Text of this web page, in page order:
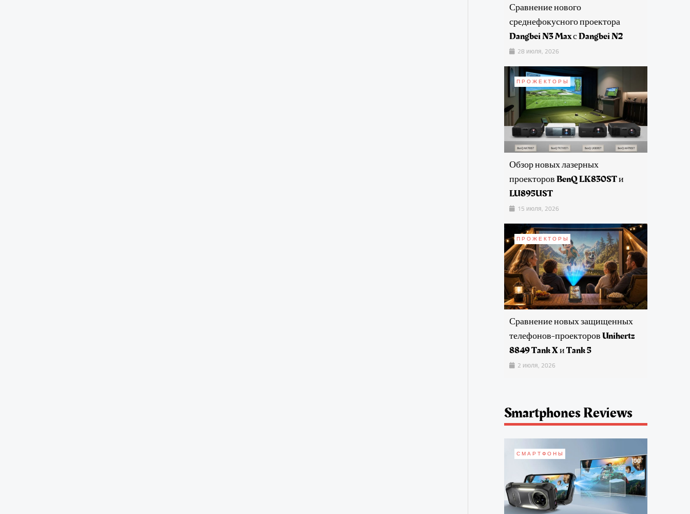
Сравнение нового
среднефокусного проектора
Dangbei N3 Max с Dangbei N2
28 июля, 2026
ПРОЖЕКТОРЫ
Обзор новых лазерных
проекторов BenQ LK830ST и
LU895UST
15 июля, 2026
ПРОЖЕКТОРЫ
Сравнение новых защищенных
телефонов-проекторов Unihertz
8849 Tank X и Tank 5
2 июля, 2026
Smartphones Reviews
СМАРТФОНЫ